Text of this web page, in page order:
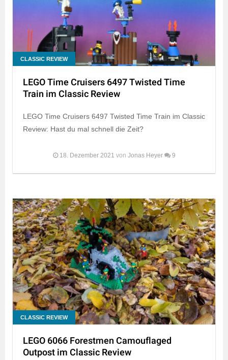
CLASSIC REVIEW
LEGO Time Cruisers 6497 Twisted Time
Train im Classic Review
LEGO Time Cruisers 6497 Twisted Time Train im Classic
Review: Hast du mal schnell die Zeit?
18. Dezember 2021 von Jonas Heyer 9
CLASSIC REVIEW
LEGO 6066 Forestmen Camouflaged
Outpost im Classic Review